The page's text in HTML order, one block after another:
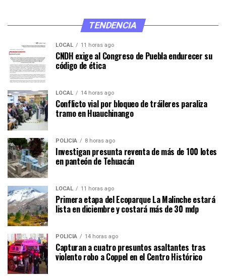
TENDENCIA
LOCAL 11 horas ago
CNDH exige al Congreso de Puebla endurecer su
código de ética
LOCAL 14 horas ago
Conflicto vial por bloqueo de tráileres paraliza
tramo en Huauchinango
POLICÍA 8 horas ago
Investigan presunta reventa de más de 100 lotes
en panteón de Tehuacán
LOCAL 11 horas ago
Primera etapa del Ecoparque La Malinche estará
lista en diciembre y costará más de 30 mdp
POLICÍA 14 horas ago
Capturan a cuatro presuntos asaltantes tras
violento robo a Coppel en el Centro Histórico